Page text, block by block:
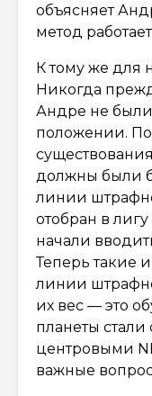
объясняет
метод
К тому же для
Никогда
Андре не были
положении.
должны были
линии
отобран в
начали
Теперь такие
линии
их вес — это
планеты
центровыми
важные